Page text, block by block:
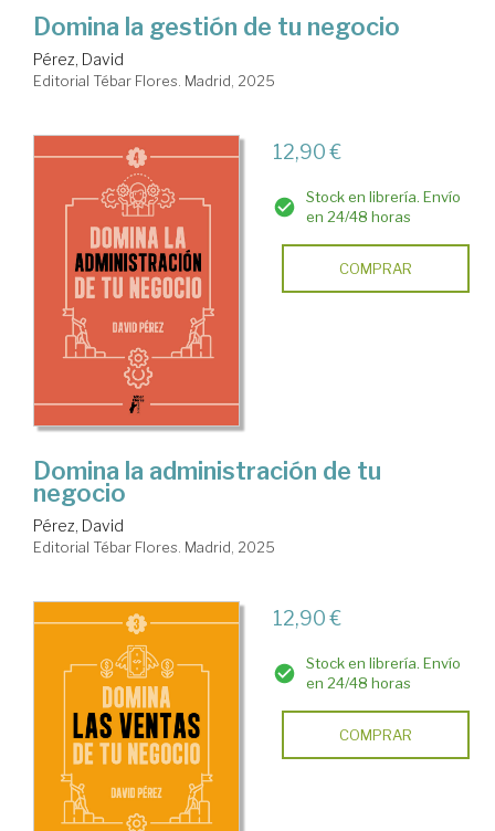
Domina la gestión de tu negocio
Pérez, David
Editorial Tébar Flores. Madrid, 2025
12,90 €
Stock en librería. Envío
en 24/48 horas
COMPRAR
Domina la administración de tu
negocio
Pérez, David
Editorial Tébar Flores. Madrid, 2025
12,90 €
Stock en librería. Envío
en 24/48 horas
COMPRAR